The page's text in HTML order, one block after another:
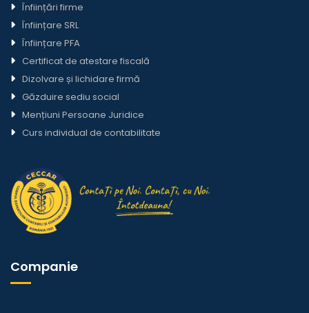
Înființări firme
Înființare SRL
Înființare PFA
Certificat de atestare fiscală
Dizolvare și lichidare firmă
Găzduire sediu social
Mențiuni Persoane Juridice
Curs individual de contabilitate
Companie